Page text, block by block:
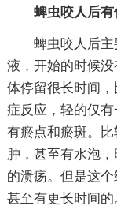
蜱虫咬人后
蜱虫咬人后
液，开始的时候
体停留很长时间
症反应，轻的仅
有瘀点和瘀斑。
肿，甚至有水泡
的溃疡。但是这
甚至有更长时间的